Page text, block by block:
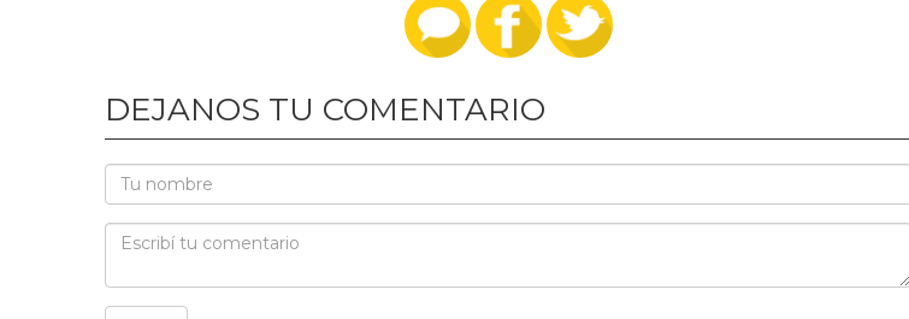
DEJANOS TU COMENTARIO